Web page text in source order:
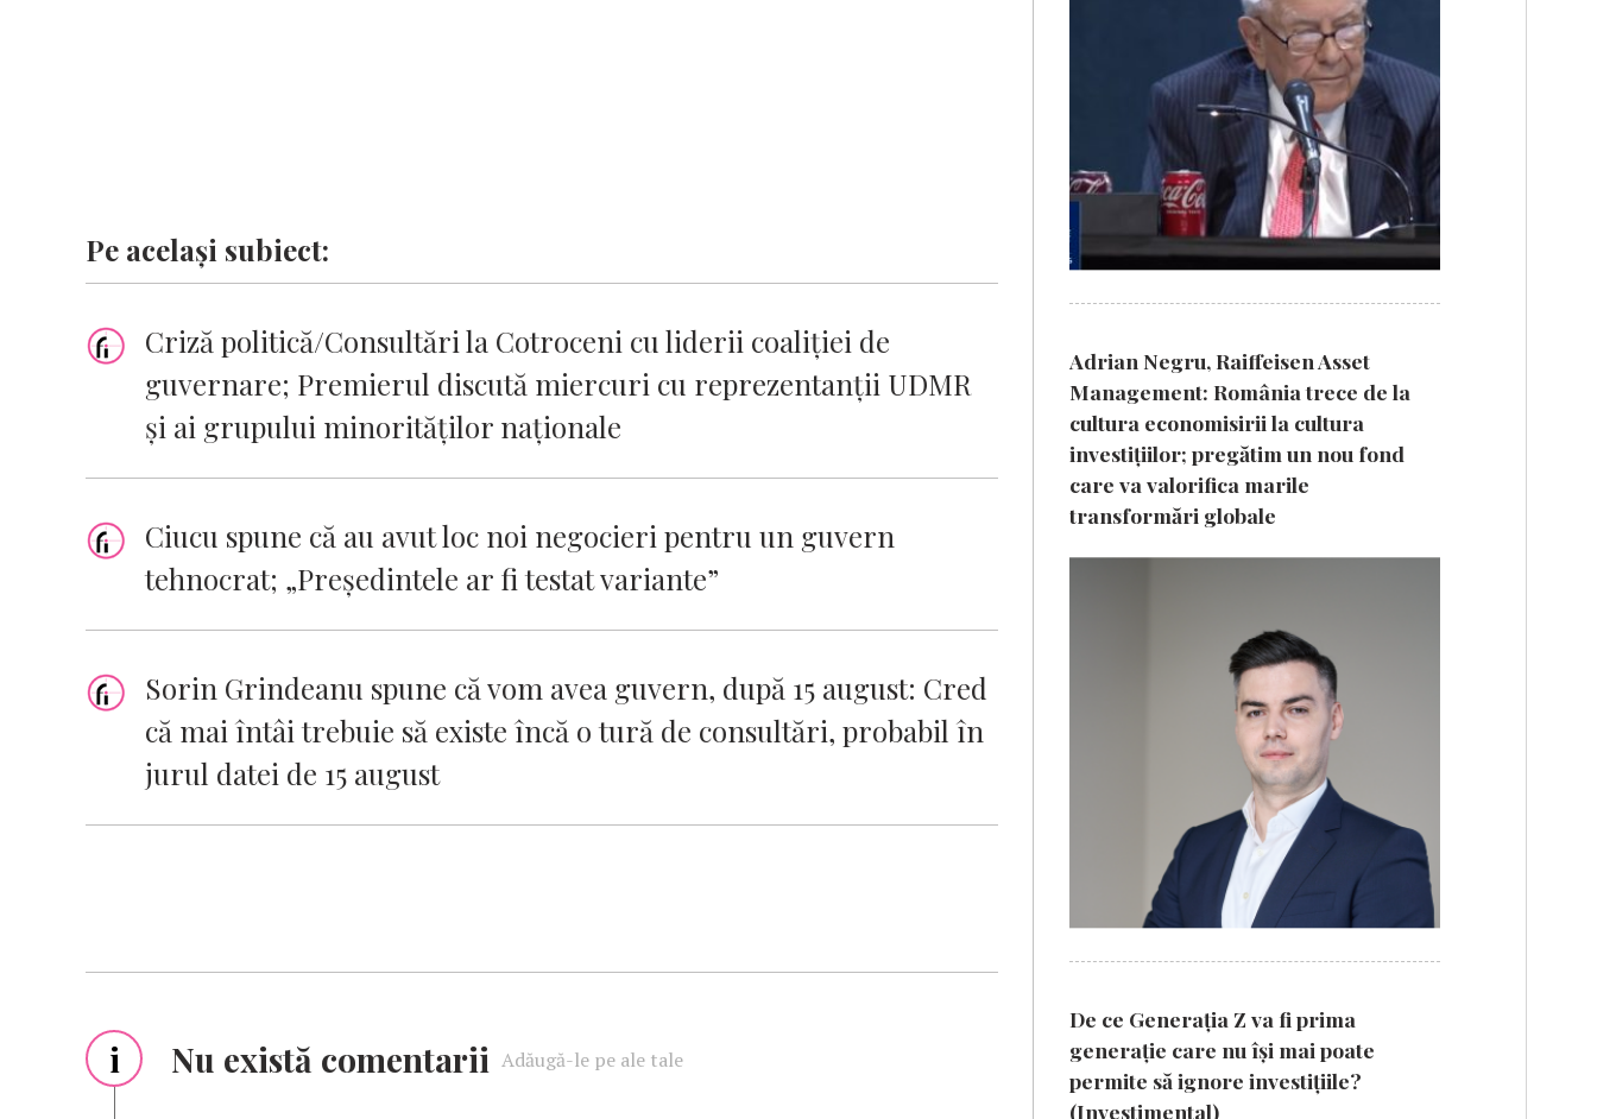
Pe același subiect:
Criză politică/Consultări la Cotroceni cu liderii coaliţiei de
guvernare; Premierul discută miercuri cu reprezentanţii UDMR
şi ai grupului minorităţilor naţionale
Ciucu spune că au avut loc noi negocieri pentru un guvern
tehnocrat; „Președintele ar fi testat variante”
Sorin Grindeanu spune că vom avea guvern, după 15 august: Cred
că mai întâi trebuie să existe încă o tură de consultări, probabil în
jurul datei de 15 august
i Nu există comentarii Adăugă-le pe ale tale
Adrian Negru, Raiffeisen Asset
Management: România trece de la
cultura economisirii la cultura
investițiilor; pregătim un nou fond
care va valorifica marile
transformări globale
De ce Generația Z va fi prima
generație care nu își mai poate
permite să ignore investițiile?
(Investimental)